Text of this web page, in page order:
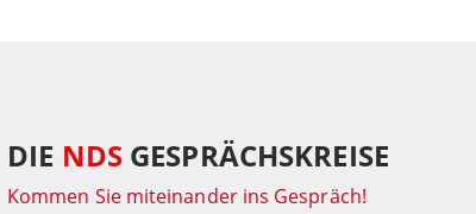
DIE NDSGESPRÄCHSKREISE
Kommen Sie miteinander ins Gespräch!